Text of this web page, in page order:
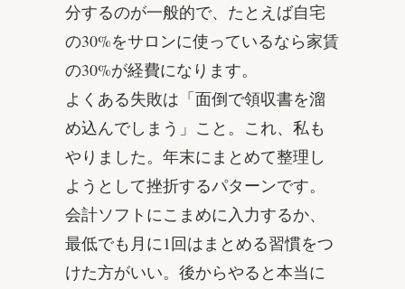
分するのが一般的で、たとえば自宅
の30%をサロンに使っているなら家賃
の30%が経費になります。
よくある失敗は「面倒で領収書を溜
め込んでしまう」こと。これ、私も
やりました。年末にまとめて整理し
ようとして挫折するパターンです。
会計ソフトにこまめに入力するか、
最低でも月に1回はまとめる習慣をつ
けた方がいい。後からやると本当に